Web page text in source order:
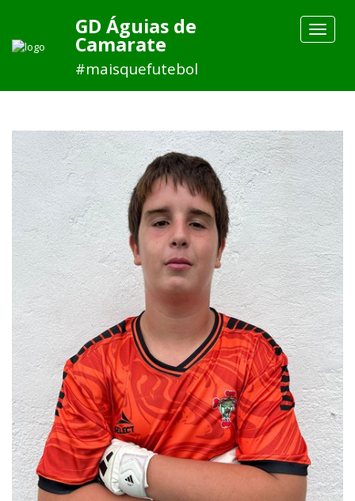
Toggle
GD Águias de
Camarate
#maisquefutebol